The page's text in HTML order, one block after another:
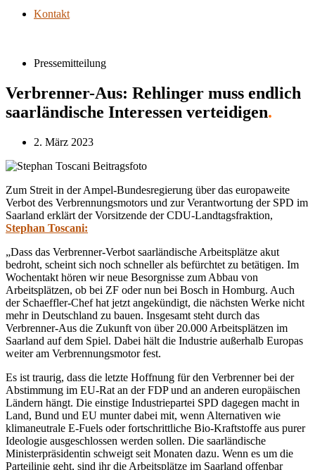
Kontakt
Pressemitteilung
Verbrenner-Aus: Rehlinger muss endlich
saarländische Interessen verteidigen.
2. März 2023
Zum Streit in der Ampel-Bundesregierung über das europaweite
Verbot des Verbrennungsmotors und zur Verantwortung der SPD im
Saarland erklärt der Vorsitzende der CDU-Landtagsfraktion,
Stephan Toscani:
„Dass das Verbrenner-Verbot saarländische Arbeitsplätze akut
bedroht, scheint sich noch schneller als befürchtet zu betätigen. Im
Wochentakt hören wir neue Besorgnisse zum Abbau von
Arbeitsplätzen, ob bei ZF oder nun bei Bosch in Homburg. Auch
der Schaeffler-Chef hat jetzt angekündigt, die nächsten Werke nicht
mehr in Deutschland zu bauen. Insgesamt steht durch das
Verbrenner-Aus die Zukunft von über 20.000 Arbeitsplätzen im
Saarland auf dem Spiel. Dabei hält die Industrie außerhalb Europas
weiter am Verbrennungsmotor fest.
Es ist traurig, dass die letzte Hoffnung für den Verbrenner bei der
Abstimmung im EU-Rat an der FDP und an anderen europäischen
Ländern hängt. Die einstige Industriepartei SPD dagegen macht in
Land, Bund und EU munter dabei mit, wenn Alternativen wie
klimaneutrale E-Fuels oder fortschrittliche Bio-Kraftstoffe aus purer
Ideologie ausgeschlossen werden sollen. Die saarländische
Ministerpräsidentin schweigt seit Monaten dazu. Wenn es um die
Parteilinie geht, sind ihr die Arbeitsplätze im Saarland offenbar